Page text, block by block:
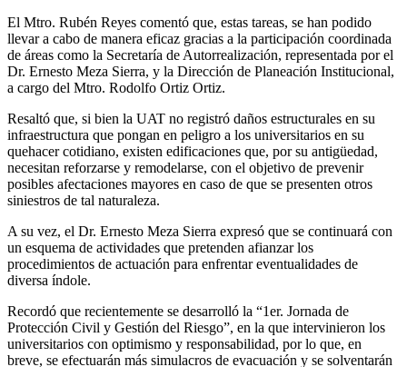
El Mtro. Rubén Reyes comentó que, estas tareas, se han podido
llevar a cabo de manera eficaz gracias a la participación coordinada
de áreas como la Secretaría de Autorrealización, representada por el
Dr. Ernesto Meza Sierra, y la Dirección de Planeación Institucional,
a cargo del Mtro. Rodolfo Ortiz Ortiz.
Resaltó que, si bien la UAT no registró daños estructurales en su
infraestructura que pongan en peligro a los universitarios en su
quehacer cotidiano, existen edificaciones que, por su antigüedad,
necesitan reforzarse y remodelarse, con el objetivo de prevenir
posibles afectaciones mayores en caso de que se presenten otros
siniestros de tal naturaleza.
A su vez, el Dr. Ernesto Meza Sierra expresó que se continuará con
un esquema de actividades que pretenden afianzar los
procedimientos de actuación para enfrentar eventualidades de
diversa índole.
Recordó que recientemente se desarrolló la “1er. Jornada de
Protección Civil y Gestión del Riesgo”, en la que intervinieron los
universitarios con optimismo y responsabilidad, por lo que, en
breve, se efectuarán más simulacros de evacuación y se solventarán